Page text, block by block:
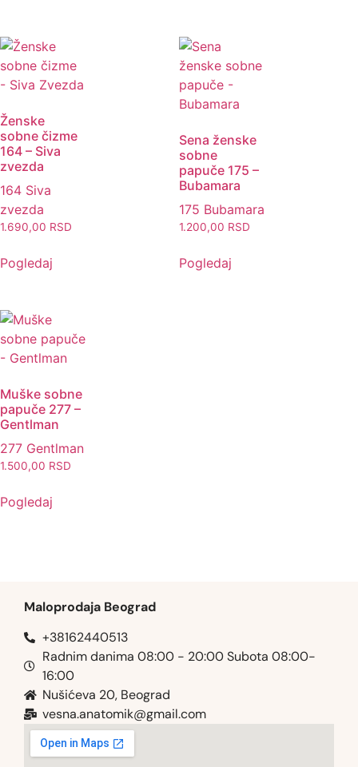
Ženske
sobne čizme
164 – Siva
zvezda
164 Siva
zvezda
1.690,00 RSD
Pogledaj
Sena ženske
sobne
papuče 175 –
Bubamara
175 Bubamara
1.200,00 RSD
Pogledaj
Muške sobne
papuče 277 –
Gentlman
277 Gentlman
1.500,00 RSD
Pogledaj
Maloprodaja Beograd
+38162440513
Radnim danima 08:00 - 20:00 Subota 08:00-
16:00
Nušićeva 20, Beograd
vesna.anatomik@gmail.com​